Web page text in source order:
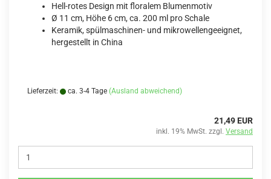
Hell-rotes Design mit floralem Blumenmotiv
Ø 11 cm, Höhe 6 cm, ca. 200 ml pro Schale
Keramik, spülmaschinen- und mikrowellengeeignet,
hergestellt in China
Lieferzeit: ca. 3-4 Tage (Ausland abweichend)
21,49 EUR
inkl. 19% MwSt. zzgl. Versand